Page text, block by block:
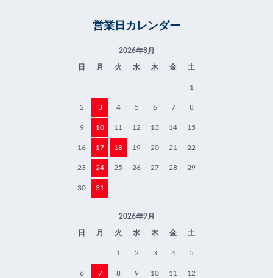
営業日カレンダー
2026年8月
日 月 火 水 木 金 土
1
2 3 4 5 6 7 8
9 10 11 12 13 14 15
16 17 18 19 20 21 22
23 24 25 26 27 28 29
30 31
2026年9月
日 月 火 水 木 金 土
1 2 3 4 5
6 7 8 9 10 11 12